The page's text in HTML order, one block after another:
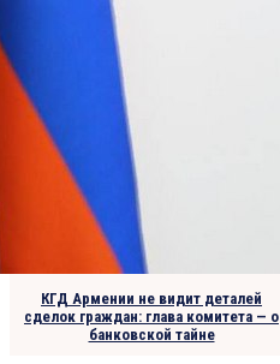
КГД Армении не видит деталей
сделок граждан: глава комитета — о
банковской тайне